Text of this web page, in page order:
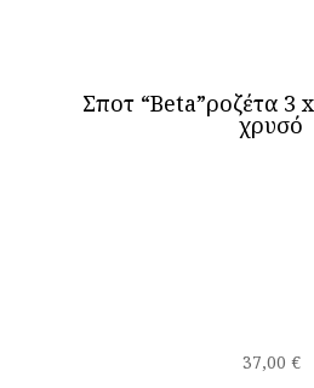
Σποτ “Beta”ροζέτα 3
χρυσό
37,00 €